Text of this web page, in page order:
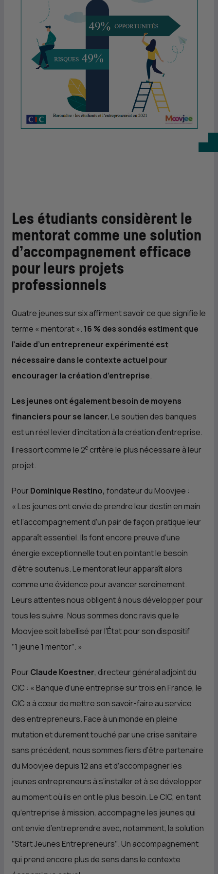
Les étudiants considèrent le
mentorat comme une solution
d’accompagnement efficace
pour leurs projets
professionnels
Quatre jeunes sur six affirment savoir ce que signifie le
terme « mentorat ». 16 % des sondés estiment que
l’aide d’un entrepreneur expérimenté est
nécessaire dans le contexte actuel pour
encourager la création d’entreprise.
Les jeunes ont également besoin de moyens
financiers pour se lancer. Le soutien des banques
est un réel levier d’incitation à la création d’entreprise.
Il ressort comme le 2e critère le plus nécessaire à leur
projet.
PourDominique Restino, fondateur du Moovjee :
« Les jeunes ont envie de prendre leur destin en main
et l’accompagnement d’un pair de façon pratique leur
apparaît essentiel. Ils font encore preuve d’une
énergie exceptionnelle tout en pointant le besoin
d’être soutenus. Le mentorat leur apparaît alors
comme une évidence pour avancer sereinement.
Leurs attentes nous obligent à nous développer pour
tous les suivre. Nous sommes donc ravis que le
Moovjee soit labellisé par l’État pour son dispositif
‘‘1 jeune 1 mentor’’. »
PourClaude Koestner, directeur général adjoint du
CIC : « Banque d’une entreprise sur trois en France, le
CIC a à cœur de mettre son savoir-faire au service
des entrepreneurs. Face à un monde en pleine
mutation et durement touché par une crise sanitaire
sans précédent, nous sommes fiers d’être partenaire
du Moovjee depuis 12 ans et d’accompagner les
jeunes entrepreneurs à s’installer et à se développer
au moment où ils en ont le plus besoin. Le CIC, en tant
qu’entreprise à mission, accompagne les jeunes qui
ont envie d’entreprendre avec, notamment, la solution
‘‘Start Jeunes Entrepreneurs’’. Un accompagnement
qui prend encore plus de sens dans le contexte